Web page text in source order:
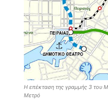
Η επέκταση της γραμμής 3 του
Μετρό